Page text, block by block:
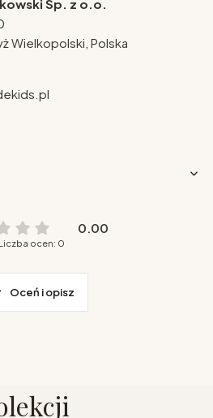
Sp. z o.o.
Wielkopolski, Polska
0.00
Liczba ocen: 0
Oceń i opisz